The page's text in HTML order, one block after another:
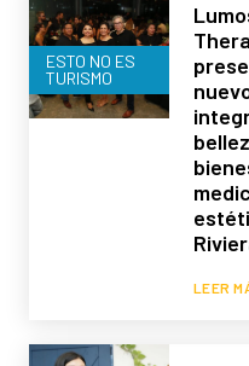
ESTO NO ES
TURISMO
LEER